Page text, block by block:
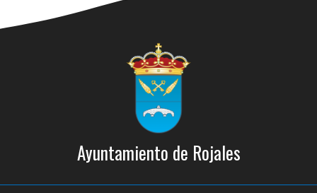
Ayuntamiento de Rojales